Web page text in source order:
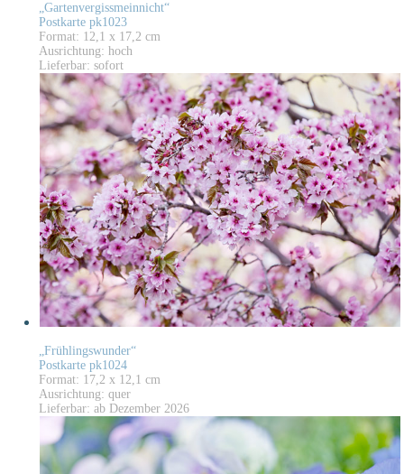
„Gartenvergissmeinnicht“
Postkarte pk1023
Format: 12,1 x 17,2 cm
Ausrichtung: hoch
Lieferbar: sofort
„Frühlingswunder“
Postkarte pk1024
Format: 17,2 x 12,1 cm
Ausrichtung: quer
Lieferbar: ab Dezember 2026